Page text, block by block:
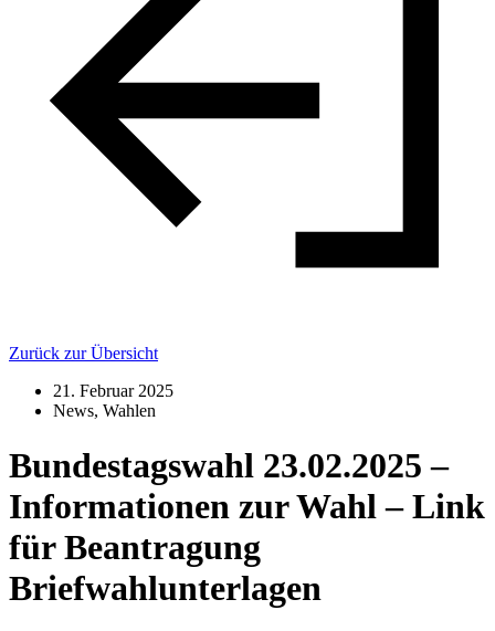
Zurück zur Übersicht
21. Februar 2025
News, Wahlen
Bundestagswahl 23.02.2025 –
Informationen zur Wahl – Link
für Beantragung
Briefwahlunterlagen